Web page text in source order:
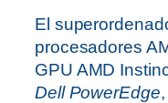
El
procesadores
GPU AMD
Dell PowerEdge